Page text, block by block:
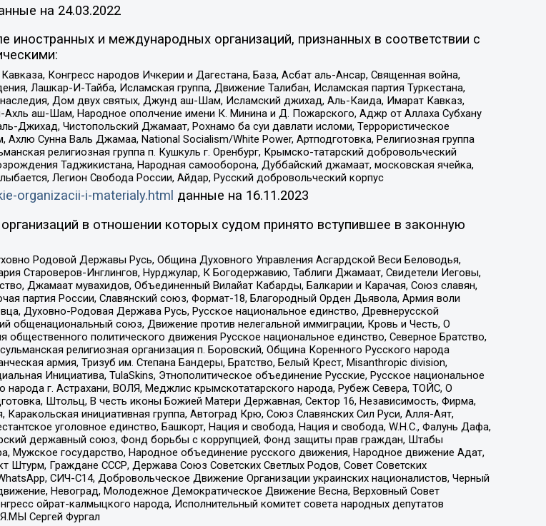
на 24.03.2022
и международных организаций, признанных в соответствии с
Конгресс народов Ичкерии и Дагестана, База, Асбат аль-Ансар, Священная война,
Лашкар-И-Тайба, Исламская группа, Движение Талибан, Исламская партия Туркестана,
Дом двух святых, Джунд аш-Шам, Исламский джихад, Аль-Каида, Имарат Кавказ,
аш-Шам, Народное ополчение имени К. Минина и Д. Пожарского, Аджр от Аллаха Субхану
Джихад, Чистопольский Джамаат, Рохнамо ба суи давлати исломи, Террористическое
Сунна Валь Джамаа, National Socialism/White Power, Артподготовка, Религиозная группа
религиозная группа п. Кушкуль г. Оренбург, Крымско-татарский добровольческий
Таджикистана, Народная самооборона, Дуббайский джамаат, московская ячейка,
Легион Свобода России, Айдар, Русский добровольческий корпус
organizacii-i-materialy.html данные на 16.11.2023
в отношении которых судом принято вступившее в законную
Родовой Державы Русь, Община Духовного Управления Асгардской Веси Беловодья,
Староверов-Инглингов, Нурджулар, К Богодержавию, Таблиги Джамаат, Свидетели Иеговы,
Джамаат мувахидов, Объединенный Вилайат Кабарды, Балкарии и Карачая, Союз славян,
партия России, Славянский союз, Формат-18, Благородный Орден Дьявола, Армия воли
Духовно-Родовая Держава Русь, Русское национальное единство, Древнерусской
общенациональный союз, Движение против нелегальной иммиграции, Кровь и Честь, О
политического движения Русское национальное единство, Северное Братство,
религиозная организация п. Боровский, Община Коренного Русского народа
армия, Тризуб им. Степана Бандеры, Братство, Белый Крест, Misanthropic division,
Инициатива, TulaSkins, Этнополитическое объединение Русские, Русское национальное
г. Астрахани, ВОЛЯ, Меджлис крымскотатарского народа, Рубеж Севера, ТОЙС, О
Штольц, В честь иконы Божией Матери Державная, Сектор 16, Независимость, Фирма,
инициативная группа, Автоград Крю, Союз Славянских Сил Руси, Алля-Аят,
уголовное единство, Башкорт, Нация и свобода, Нация и свобода, W.H.С., Фалунь Дафа,
державный союз, Фонд борьбы с коррупцией, Фонд защиты прав граждан, Штабы
Мужское государство, Народное объединение русского движения, Народное движение Адат,
Штурм, Граждане СССР, Держава Союз Советских Светлых Родов, Совет Советских
СИЧ-С14, Добровольческое Движение Организации украинских националистов, Черный
Невоград, Молодежное Демократическое Движение Весна, Верховный Совет
ойрат-калмыцкого народа, Исполнительный комитет совета народных депутатов
Сергей Фургал